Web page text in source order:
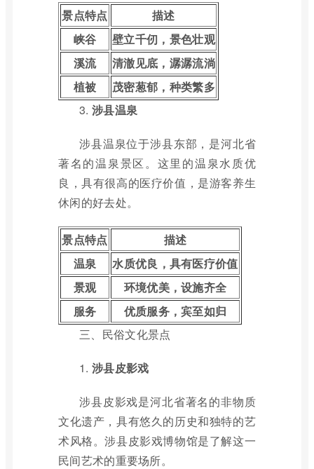
景点特点
描述
峡谷
壁立千仞，景色壮观
溪流
清澈见底，潺潺流淌
植被
茂密葱郁，种类繁多
3. 涉县温泉
涉县温泉位于涉县东部，是河北省
著名的温泉景区。这里的温泉水质优
良，具有很高的医疗价值，是游客养生
休闲的好去处。
景点特点
描述
温泉
水质优良，具有医疗价值
景观
环境优美，设施齐全
服务
优质服务，宾至如归
三、民俗文化景点
1. 涉县皮影戏
涉县皮影戏是河北省著名的非物质
文化遗产，具有悠久的历史和独特的艺
术风格。涉县皮影戏博物馆是了解这一
民间艺术的重要场所。